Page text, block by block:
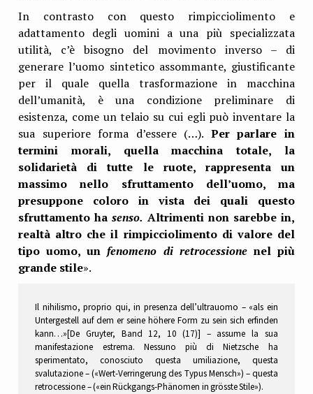
In contrasto con questo rimpicciolimento e
adattamento degli uomini a una più specializzata
utilità, c’è bisogno del movimento inverso – di
generare l’uomo sintetico assommante, giustificante
per il quale quella trasformazione in macchina
dell’umanità, è una condizione preliminare di
esistenza, come un telaio su cui egli può inventare la
sua superiore forma d’essere (…). Per parlare in
termini morali, quella macchina totale, la
solidarietà di tutte le ruote, rappresenta un
massimo nello sfruttamento dell’uomo, ma
presuppone coloro in vista dei quali questo
sfruttamento hasenso. Altrimenti non sarebbe in,
realtà altro che il rimpicciolimento di valore del
tipo uomo, unfenomeno di retrocessione nel più
grande stile».
Il nihilismo, proprio qui, in presenza dell’ultrauomo – «als ein
Untergestell auf dem er seine höhere Form zu sein sich erfinden
kann…»[De Gruyter, Band 12, 10 (17)] – assume la sua
manifestazione estrema. Nessuno più di Nietzsche ha
sperimentato, conosciuto questa umiliazione, questa
svalutazione – («Wert-Verringerung des Typus Mensch») – questa
retrocessione – («ein Rückgangs-Phänomen in grösste Stile»).